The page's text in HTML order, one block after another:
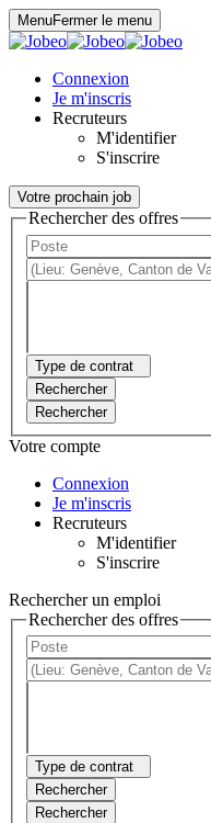
MenuFermer le menu
Connexion
Je m'inscris
Recruteurs
M'identifier
S'inscrire
Votre prochain job
Rechercher des offres
Type de contrat
Rechercher
Rechercher
Votre compte
Connexion
Je m'inscris
Recruteurs
M'identifier
S'inscrire
Rechercher un emploi
Rechercher des offres
Type de contrat
Rechercher
Rechercher
Panneau de gestion des cookies